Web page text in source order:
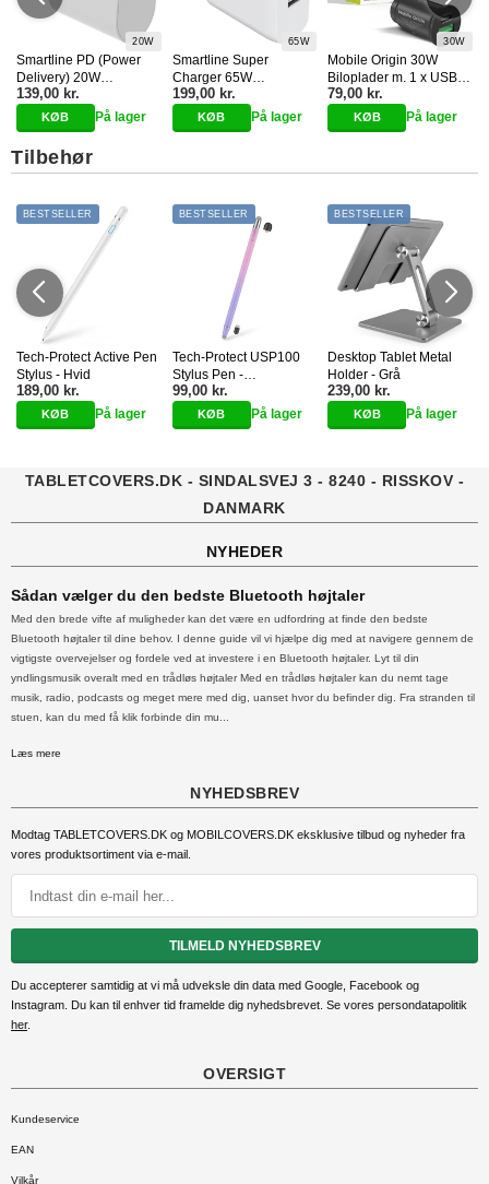
20W
Smartline PD (Power
Delivery) 20W
Vægoplader m. USB-C -
Hvid
139,00 kr.
På lager
65W
Smartline Super
Charger 65W
Vægoplader USB-C &
USB-A - Hvid
199,00 kr.
På lager
30W
Mobile Origin 30W
Biloplader m. 1 x USB-A
& 1 x USB-C - Sort
79,00 kr.
På lager
Tilbehør
BESTSELLER
Tech-Protect Active Pen
Stylus - Hvid
189,00 kr.
På lager
BESTSELLER
Tech-Protect USP100
Stylus Pen -
Lyserød/Lilla
99,00 kr.
På lager
BESTSELLER
Desktop Tablet Metal
Holder - Grå
239,00 kr.
På lager
TABLETCOVERS.DK - SINDALSVEJ 3 - 8240 - RISSKOV -
DANMARK
NYHEDER
Sådan vælger du den bedste Bluetooth højtaler
Med den brede vifte af muligheder kan det være en udfordring at finde den bedste
Bluetooth højtaler til dine behov. I denne guide vil vi hjælpe dig med at navigere gennem de
vigtigste overvejelser og fordele ved at investere i en Bluetooth højtaler. Lyt til din
yndlingsmusik overalt med en trådløs højtaler Med en trådløs højtaler kan du nemt tage
musik, radio, podcasts og meget mere med dig, uanset hvor du befinder dig. Fra stranden til
stuen, kan du med få klik forbinde din mu...
Læs mere
NYHEDSBREV
Modtag TABLETCOVERS.DK og MOBILCOVERS.DK eksklusive tilbud og nyheder fra
vores produktsortiment via e-mail
TILMELD NYHEDSBREV
Du accepterer samtidig at vi må udveksle din data med Google, Facebook og
Instagram. Du kan til enhver tid framelde dig nyhedsbrevet. Se vores persondatapolitik
her.
OVERSIGT
Kundeservice
EAN
Vilkår